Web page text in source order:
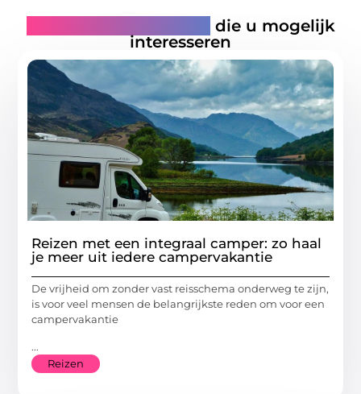
die u mogelijk
interesseren
Reizen met een integraal camper: zo haal
je meer uit iedere campervakantie
De vrijheid om zonder vast reisschema onderweg te zijn,
is voor veel mensen de belangrijkste reden om voor een
campervakantie
...
Reizen